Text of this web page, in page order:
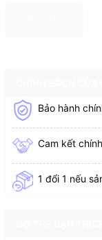
Bảo hành
Cam kết
1 đổi 1 nếu